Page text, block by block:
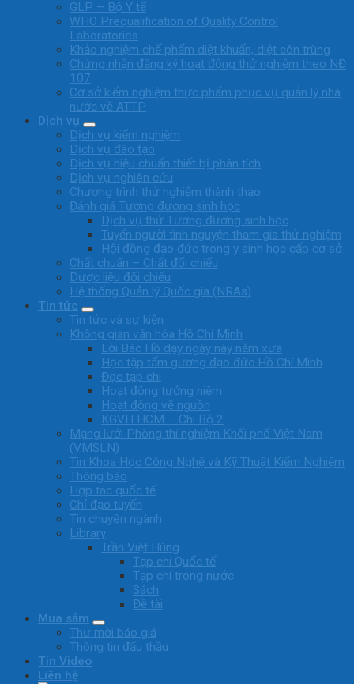
GLP – Bộ Y tế
WHO Prequalification of Quality Control
Laboratories
Khảo nghiệm chế phẩm diệt khuẩn, diệt côn trùng
Chứng nhận đăng ký hoạt động thử nghiệm theo NĐ
107
Cơ sở kiểm nghiệm thực phẩm phục vụ quản lý nhà
nước về ATTP
Dịch vụ
Dịch vụ kiểm nghiệm
Dịch vụ đào tạo
Dịch vụ hiệu chuẩn thiết bị phân tích
Dịch vụ nghiên cứu
Chương trình thử nghiệm thành thạo
Đánh giá Tương đương sinh học
Dịch vụ thử Tương đương sinh học
Tuyển người tình nguyện tham gia thử nghiệm
Hội đồng đạo đức trong y sinh học cấp cơ sở
Chất chuẩn – Chất đối chiếu
Dược liệu đối chiếu
Hệ thống Quản lý Quốc gia (NRAs)
Tin tức
Tin tức và sự kiện
Không gian văn hóa Hồ Chí Minh
Lời Bác Hồ dạy ngày này năm xưa
Học tập tấm gương đạo đức Hồ Chí Minh
Đọc tạp chi
Hoạt động tưởng niệm
Hoạt động về nguồn
KGVH HCM – Chi Bộ 2
Mạng lưới Phòng thí nghiệm Khối phổ Việt Nam
(VMSLN)
Tin Khoa Học Công Nghệ và Kỹ Thuật Kiểm Nghiệm
Thông báo
Hợp tác quốc tế
Chỉ đạo tuyến
Tin chuyên ngành
Library
Trần Việt Hùng
Tạp chí Quốc tế
Tạp chí trong nước
Sách
Đề tài
Mua sắm
Thư mời báo giá
Thông tin đấu thầu
Tin Video
Liên hệ